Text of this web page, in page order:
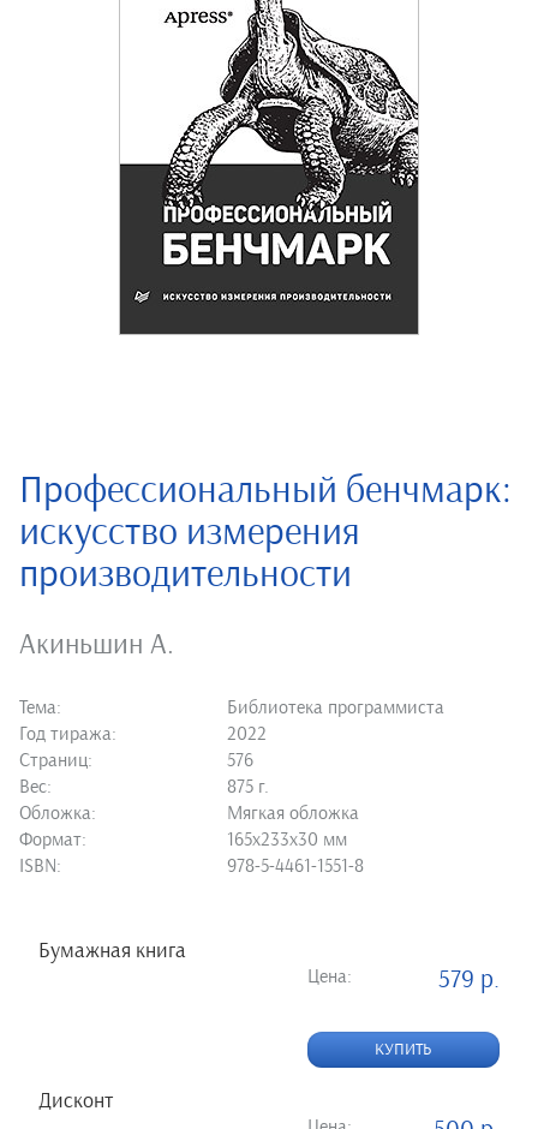
Профессиональный бенчмарк:
искусство измерения
производительности
Акиньшин А.
Тема:
Библиотека программиста
Год тиража:
2022
Страниц:
576
Вес:
875 г.
Обложка:
Мягкая обложка
Формат:
165х233х30 мм
ISBN:
978-5-4461-1551-8
Бумажная книга
Цена: 579 р.
КУПИТЬ
Дисконт